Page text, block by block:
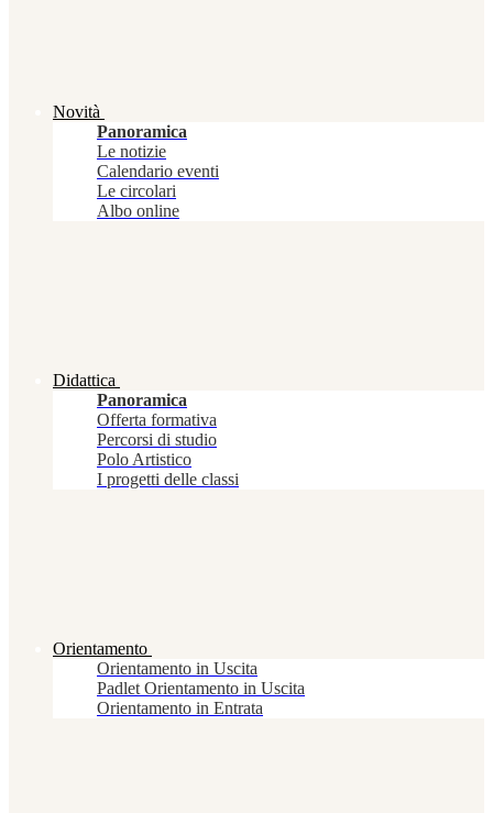
Novità
Panoramica
Le notizie
Calendario eventi
Le circolari
Albo online
Didattica
Panoramica
Offerta formativa
Percorsi di studio
Polo Artistico
I progetti delle classi
Orientamento
Orientamento in Uscita
Padlet Orientamento in Uscita
Orientamento in Entrata